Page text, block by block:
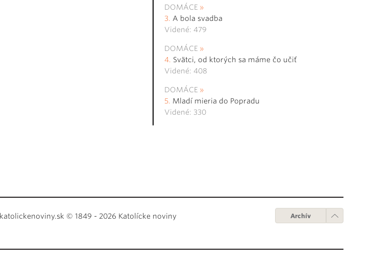
DOMÁCE
A bola svadba
Videné: 479
DOMÁCE
Svätci, od ktorých sa máme čo učiť
Videné: 408
DOMÁCE
Mladí mieria do Popradu
Videné: 330
katolickenoviny.sk © 1849 - 2026 Katolícke noviny Archív